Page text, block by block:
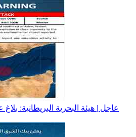
عاجل | هيئة البحرية البريطانية: